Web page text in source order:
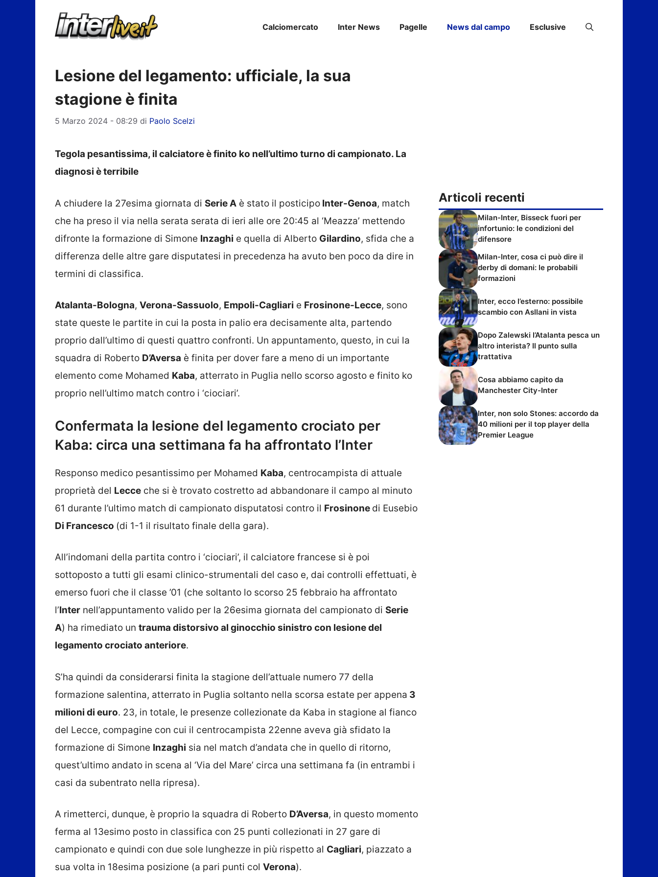
Calciomercato Inter News Pagelle News dal campo Esclusive
Lesione del legamento: ufficiale, la sua
stagione è finita
5 Marzo 2024 - 08:29 di Paolo Scelzi
Tegola pesantissima, il calciatore è finito ko nell’ultimo turno di campionato. La
diagnosi è terribile
A chiudere la 27esima giornata di Serie A è stato il posticipo Inter-Genoa, match
che ha preso il via nella serata serata di ieri alle ore 20:45 al ‘Meazza’ mettendo
difronte la formazione di Simone Inzaghi e quella di Alberto Gilardino, sfida che a
differenza delle altre gare disputatesi in precedenza ha avuto ben poco da dire in
termini di classifica.
Atalanta-Bologna, Verona-Sassuolo, Empoli-Cagliari e Frosinone-Lecce, sono
state queste le partite in cui la posta in palio era decisamente alta, partendo
proprio dall’ultimo di questi quattro confronti. Un appuntamento, questo, in cui la
squadra di Roberto D’Aversa è finita per dover fare a meno di un importante
elemento come Mohamed Kaba, atterrato in Puglia nello scorso agosto e finito ko
proprio nell’ultimo match contro i ‘ciociari’.
Confermata la lesione del legamento crociato per
Kaba: circa una settimana fa ha affrontato l’Inter
Responso medico pesantissimo per Mohamed Kaba, centrocampista di attuale
proprietà del Lecce che si è trovato costretto ad abbandonare il campo al minuto
61 durante l’ultimo match di campionato disputatosi contro il Frosinone di Eusebio
Di Francesco (di 1-1 il risultato finale della gara).
All’indomani della partita contro i ‘ciociari’, il calciatore francese si è poi
sottoposto a tutti gli esami clinico-strumentali del caso e, dai controlli effettuati, è
emerso fuori che il classe ’01 (che soltanto lo scorso 25 febbraio ha affrontato
l’Inter nell’appuntamento valido per la 26esima giornata del campionato di Serie
A) ha rimediato un trauma distorsivo al ginocchio sinistro con lesione del
legamento crociato anteriore.
S’ha quindi da considerarsi finita la stagione dell’attuale numero 77 della
formazione salentina, atterrato in Puglia soltanto nella scorsa estate per appena 3
milioni di euro. 23, in totale, le presenze collezionate da Kaba in stagione al fianco
del Lecce, compagine con cui il centrocampista 22enne aveva già sfidato la
formazione di Simone Inzaghi sia nel match d’andata che in quello di ritorno,
quest’ultimo andato in scena al ‘Via del Mare’ circa una settimana fa (in entrambi i
casi da subentrato nella ripresa).
A rimetterci, dunque, è proprio la squadra di Roberto D’Aversa, in questo momento
ferma al 13esimo posto in classifica con 25 punti collezionati in 27 gare di
campionato e quindi con due sole lunghezze in più rispetto al Cagliari, piazzato a
sua volta in 18esima posizione (a pari punti col Verona).
Articoli recenti
Milan-Inter, Bisseck fuori per
infortunio: le condizioni del
difensore
Milan-Inter, cosa ci può dire il
derby di domani: le probabili
formazioni
Inter, ecco l’esterno: possibile
scambio con Asllani in vista
Dopo Zalewski l’Atalanta pesca un
altro interista? Il punto sulla
trattativa
Cosa abbiamo capito da
Manchester City-Inter
Inter, non solo Stones: accordo da
40 milioni per il top player della
Premier League